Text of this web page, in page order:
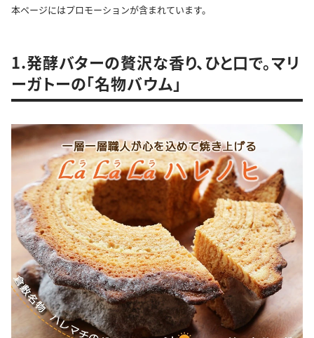
本ページにはプロモーションが含まれています。
1.発酵バターの贅沢な香り、ひと口で。マリ
ーガトーの「名物バウム」